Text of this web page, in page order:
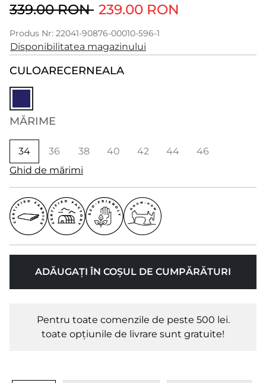
339.00 RON 239.00 RON
Produs Nr: 22041-90876-00010-596-1
Disponibilitatea magazinului
CULOARECERNEALA
MĂRIME
34 36 38 40 42 44
46
Ghid de mărimi
ADĂUGAȚI ÎN COȘUL DE CUMPĂRĂTURI
Pentru toate comenzile de peste 500 lei.
toate opțiunile de livrare sunt gratuite!